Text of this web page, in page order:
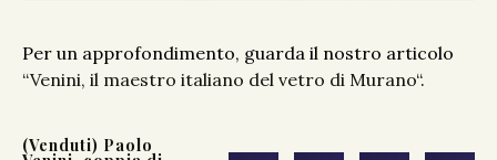
Per un approfondimento, guarda il nostro articolo
“Venini, il maestro italiano del vetro di Murano“.
(Venduti) Paolo